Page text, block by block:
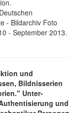
- Bildarchiv Foto
- September 2013.
und
Bild­nisserien
Unter­
und